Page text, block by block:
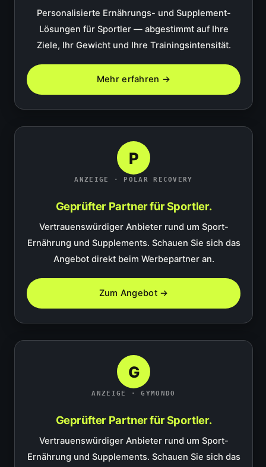
Personalisierte Ernährungs- und Supplement-
Lösungen für Sportler — abgestimmt auf Ihre
Ziele, Ihr Gewicht und Ihre Trainingsintensität.
Mehr erfahren →
P
ANZEIGE · POLAR RECOVERY
Geprüfter Partner für Sportler.
Vertrauenswürdiger Anbieter rund um Sport-
Ernährung und Supplements. Schauen Sie sich das
Angebot direkt beim Werbepartner an.
Zum Angebot →
G
ANZEIGE · GYMONDO
Geprüfter Partner für Sportler.
Vertrauenswürdiger Anbieter rund um Sport-
Ernährung und Supplements. Schauen Sie sich das